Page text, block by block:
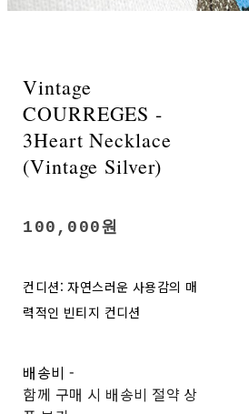
Vintage
COURREGES -
3Heart Necklace
(Vintage Silver)
100,000원
컨디션: 자연스러운 사용감의 매
력적인 빈티지 컨디션
배송비-
함께 구매 시 배송비 절약 상